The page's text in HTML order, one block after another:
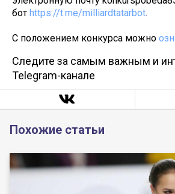
бот https://t.me/milliardtatarbot.
С положением конкурса можно
Следите за самым важным и
Telegram-канале
Похожие статьи